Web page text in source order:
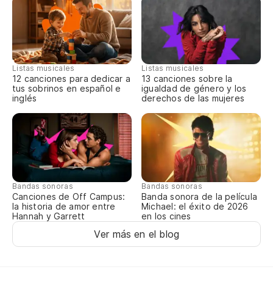
Listas musicales
12 canciones para dedicar a
tus sobrinos en español e
inglés
Listas musicales
13 canciones sobre la
igualdad de género y los
derechos de las mujeres
Bandas sonoras
Canciones de Off Campus:
la historia de amor entre
Hannah y Garrett
Bandas sonoras
Banda sonora de la película
Michael: el éxito de 2026
en los cines
Ver más en el blog